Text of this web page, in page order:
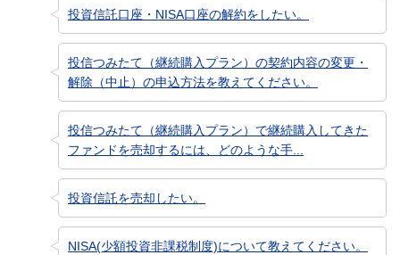
投資信託口座・NISA口座の解約をしたい。
投信つみたて（継続購入プラン）の契約内容の変更・
解除（中止）の申込方法を教えてください。
投信つみたて（継続購入プラン）で継続購入してきた
ファンドを売却するには、どのような手...
投資信託を売却したい。
NISA(少額投資非課税制度)について教えてください。